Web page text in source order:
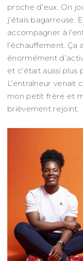
proche d’eux. On
j’étais bagarreuse.
accompagner à
l’échauffement. Ça
énormément
et c’était aussi
L’entraîneur venait
mon petit frère et
brièvement rejoint.